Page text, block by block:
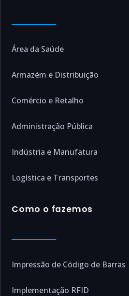
Área da Saúde
Armazém e Distribuição
Comércio e Retalho
Administração Pública
Indústria e Manufatura
Logística e Transportes
Como o fazemos
Impressão de Código de Barras
Implementação RFID